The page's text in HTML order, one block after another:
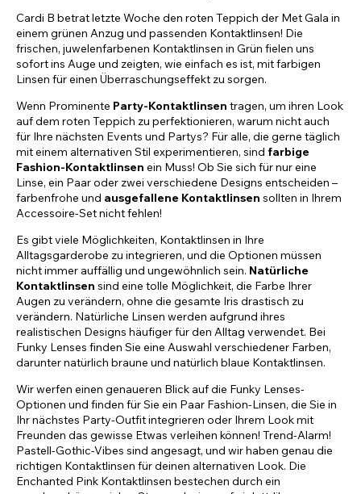
Cardi B betrat letzte Woche den roten Teppich der Met Gala in
einem grünen Anzug und passenden Kontaktlinsen! Die
frischen, juwelenfarbenen Kontaktlinsen in Grün fielen uns
sofort ins Auge und zeigten, wie einfach es ist, mit farbigen
Linsen für einen Überraschungseffekt zu sorgen.
Wenn Prominente Party-Kontaktlinsen tragen, um ihren Look
auf dem roten Teppich zu perfektionieren, warum nicht auch
für Ihre nächsten Events und Partys? Für alle, die gerne täglich
mit einem alternativen Stil experimentieren, sind farbige
Fashion-Kontaktlinsen ein Muss! Ob Sie sich für nur eine
Linse, ein Paar oder zwei verschiedene Designs entscheiden –
farbenfrohe und ausgefallene Kontaktlinsen sollten in Ihrem
Accessoire-Set nicht fehlen!
Es gibt viele Möglichkeiten, Kontaktlinsen in Ihre
Alltagsgarderobe zu integrieren, und die Optionen müssen
nicht immer auffällig und ungewöhnlich sein. Natürliche
Kontaktlinsen sind eine tolle Möglichkeit, die Farbe Ihrer
Augen zu verändern, ohne die gesamte Iris drastisch zu
verändern. Natürliche Linsen werden aufgrund ihres
realistischen Designs häufiger für den Alltag verwendet. Bei
Funky Lenses finden Sie eine Auswahl verschiedener Farben,
darunter natürlich braune und natürlich blaue Kontaktlinsen.
Wir werfen einen genaueren Blick auf die Funky Lenses-
Optionen und finden für Sie ein Paar Fashion-Linsen, die Sie in
Ihr nächstes Party-Outfit integrieren oder Ihrem Look mit
Freunden das gewisse Etwas verleihen können! Trend-Alarm!
Pastell-Gothic-Vibes sind angesagt, und wir haben genau die
richtigen Kontaktlinsen für deinen alternativen Look. Die
Enchanted Pink Kontaktlinsen bestechen durch ein